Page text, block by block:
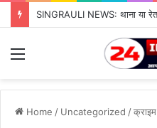
Menu
Home / Uncategorized /क्राइम